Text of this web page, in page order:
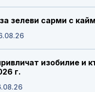
зелеви сарми с
изобилие и
г.